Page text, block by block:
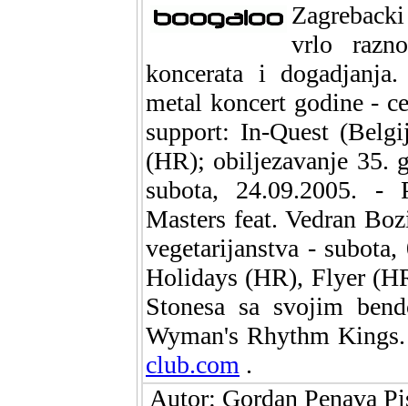
vrlo
koncerata i
metal koncert godine -
support: In-Quest
(HR); obiljezavanje 35.
subota, 24.09.2005. -
Masters feat. Vedran
vegetarijanstva -
Holidays (HR), Flyer
Stonesa sa svojim
Wyman's Rhythm
club.com .
Autor: Gordan Penava